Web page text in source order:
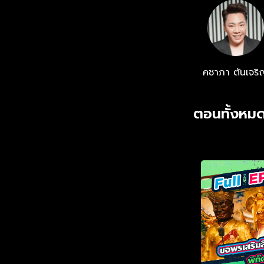
คชาภา ตันเจ
ตอนทั้งหม